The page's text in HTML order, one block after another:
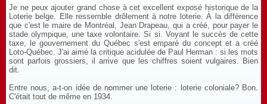
Je ne peux ajouter grand chose à cet excellent exposé historique de la
Loterie belge. Elle ressemble drôlement à notre loterie. À la différence
que c'est le maire de Montréal, Jean Drapeau, qui a créé, pour payer le
stade olympique, une taxe volontaire. Si si. Voyant le succès de cette
taxe, le gouvernement du Québec s'est emparé du concept et a créé
Loto-Québec. J'ai aimé la critique acidulée de Paul Herman : si les mots
sont parfois grossiers, il arrive que les chiffres soient vulgaires. Bien
dit.
Entre nous, a-t-on idée de nommer une loterie : loterie coloniale? Bon.
C'était tout de même en 1934.